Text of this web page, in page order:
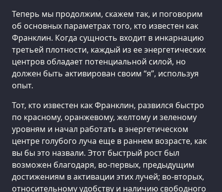
Теперь мы продолжим, скажем так, и поговорим
об основных параметрах того, кто известен как
Франклин. Когда сущность входит в инкарнацию
третьей плотности, каждый из ее энергетических
центров обладает потенциальной силой, но
должен быть активирован своим “я”, используя
опыт.
Тот, кто известен как Франклин, развился быстро
по красному, оранжевому, желтому и зеленому
уровням и начал работать в энергетическом
центре голубого луча еще в раннем возрасте, как
вы бы это назвали. Этот быстрый рост был
возможен благодаря, во-первых, предыдущим
достижениям в активации этих лучей; во-вторых,
относительному удобству и наличию свободного